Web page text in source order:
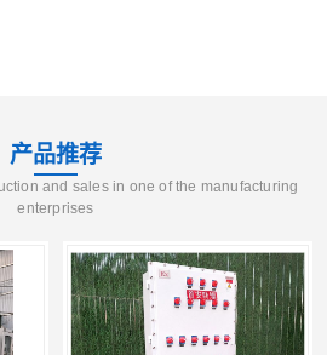
产品推荐
and sales in one of the manufacturing
enterprises